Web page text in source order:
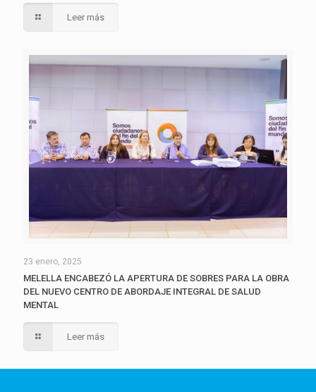
Leer más
23 enero, 2025
MELELLA ENCABEZÓ LA APERTURA DE SOBRES PARA LA OBRA
DEL NUEVO CENTRO DE ABORDAJE INTEGRAL DE SALUD
MENTAL
Leer más